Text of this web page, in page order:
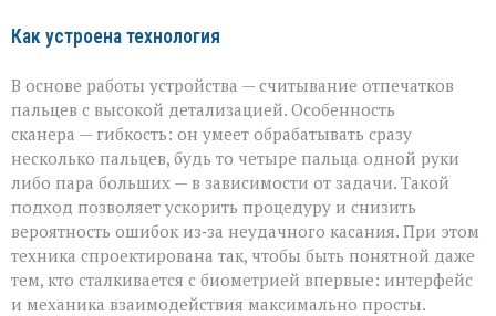
Как устроена технология
В основе работы устройства — считывание отпечатков
пальцев с высокой детализацией. Особенность
сканера — гибкость: он умеет обрабатывать сразу
несколько пальцев, будь то четыре пальца одной руки
либо пара больших — в зависимости от задачи. Такой
подход позволяет ускорить процедуру и снизить
вероятность ошибок из‑за неудачного касания. При этом
техника спроектирована так, чтобы быть понятной даже
тем, кто сталкивается с биометрией впервые: интерфейс
и механика взаимодействия максимально просты.